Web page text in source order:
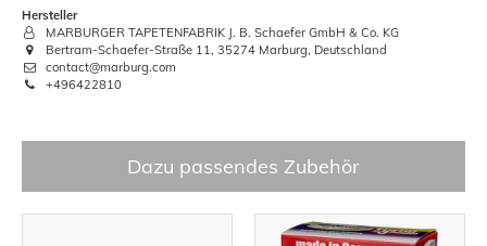
Hersteller
MARBURGER TAPETENFABRIK J. B. Schaefer GmbH & Co. KG
Bertram-Schaefer-Straße 11, 35274 Marburg, Deutschland
contact@marburg.com
+496422810
Dazu passendes Zubehör